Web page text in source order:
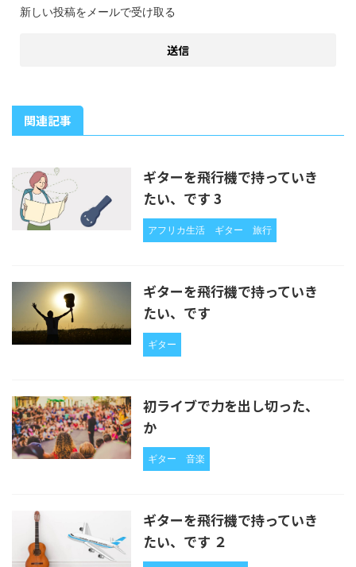
新しい投稿をメールで受け取る
関連記事
ギターを飛行機で持っていき
たい、です 3
アフリカ生活 ギター 旅行
ギターを飛行機で持っていき
たい、です
ギター
初ライブで力を出し切った、
か
ギター 音楽
ギターを飛行機で持っていき
たい、です ２